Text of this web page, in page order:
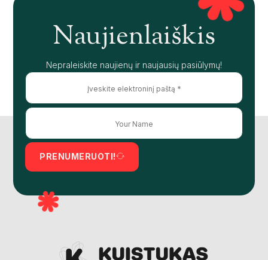
Naujienlaiškis
Nepraleiskite naujienų ir naujausių pasiūlymų!
PRENUMERUOTI!